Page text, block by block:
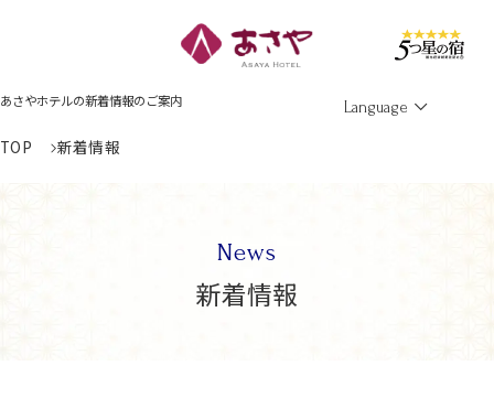
あさやホテルの新着情報のご案内 Language
TOP 新着情報
News
新着情報